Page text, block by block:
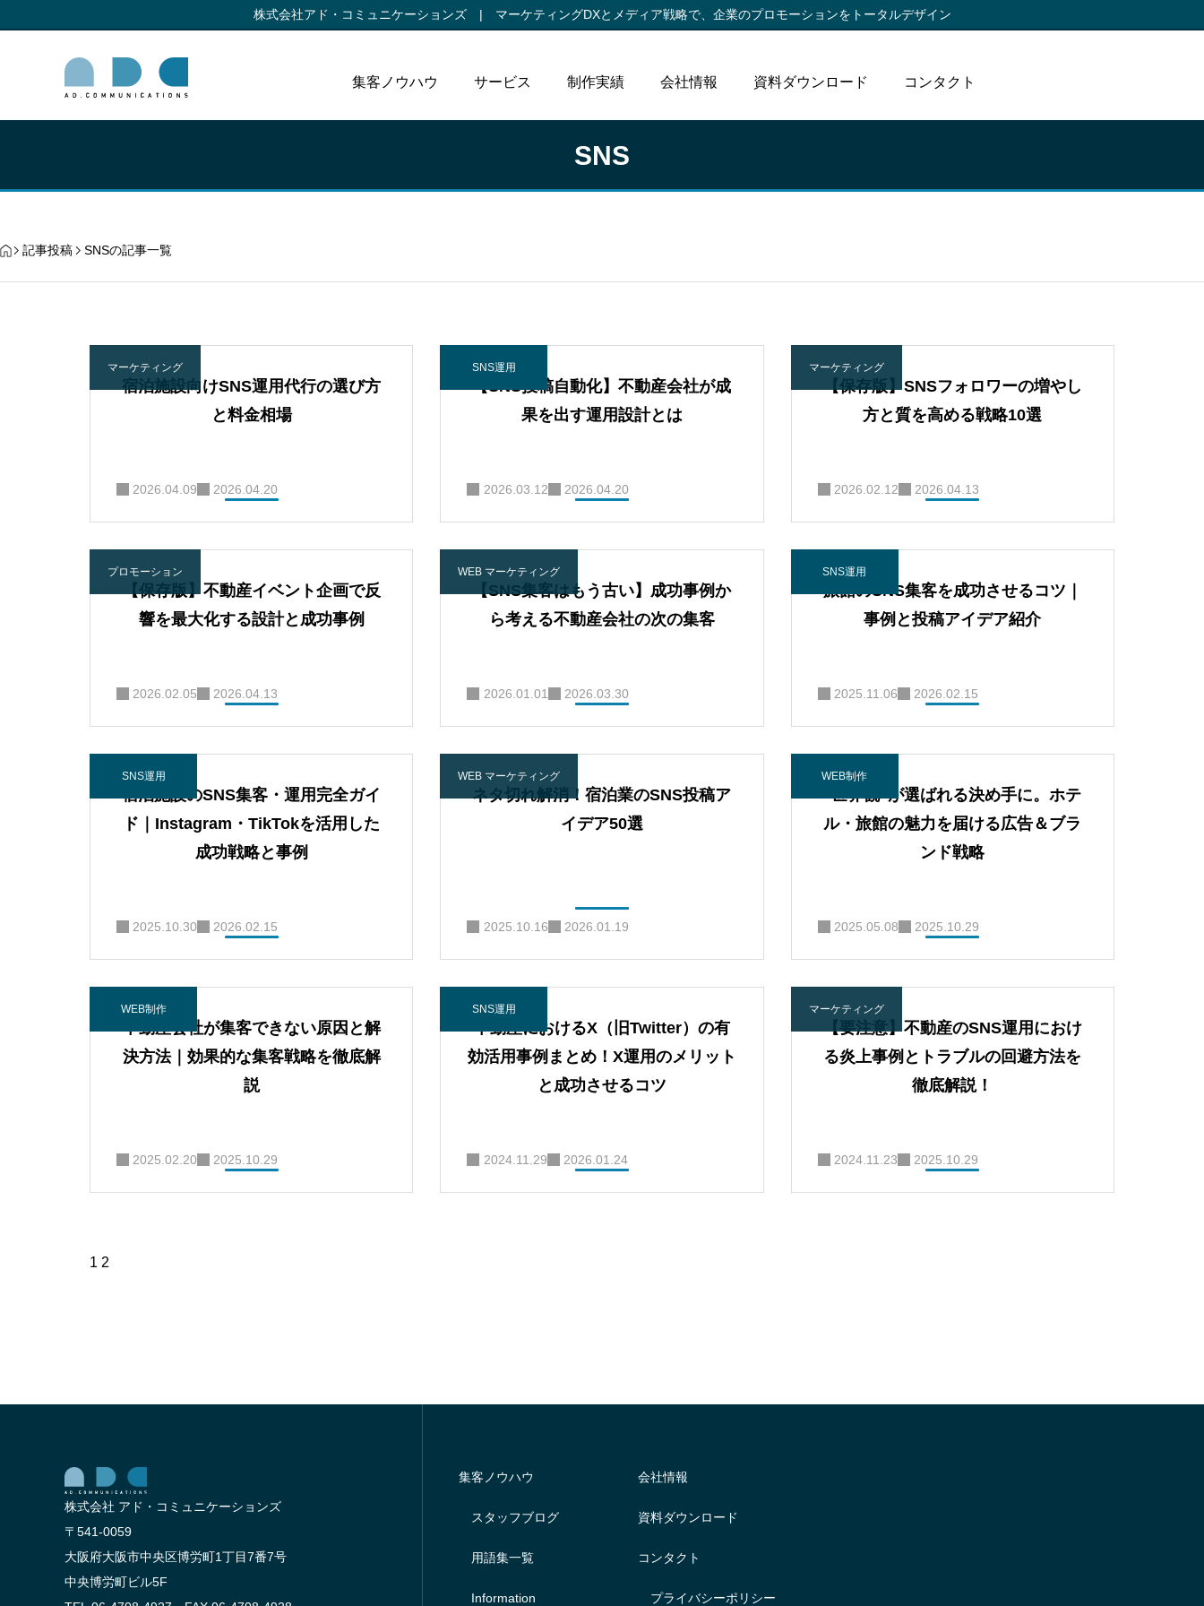
株式会社アド・コミュニケーションズ | マーケティングDXとメディア戦略で、 企業のプロモーションをトータルデザイン
集客ノウハウ サービス 制作実績 会社情報 資料ダウンロード コンタクト
SNS
記事投稿 SNSの記事一覧
マーケティング
宿泊施設向けSNS運用代行の選び方
と料金相場
2026.04.09 2026.04.20
SNS運用
【SNS投稿自動化】不動産会社が成
果を出す運用設計とは
2026.03.12 2026.04.20
マーケティング
【保存版】SNSフォロワーの増やし
方と質を高める戦略10選
2026.02.12 2026.04.13
プロモーション
【保存版】不動産イベント企画で反
響を最大化する設計と成功事例
2026.02.05 2026.04.13
WEB マーケティング
【SNS集客はもう古い】成功事例か
ら考える不動産会社の次の集客
2026.01.01 2026.03.30
SNS運用
旅館のSNS集客を成功させるコツ｜
事例と投稿アイデア紹介
2025.11.06 2026.02.15
SNS運用
宿泊施設のSNS集客・運用完全ガイ
ド｜Instagram・TikTokを活用した
成功戦略と事例
2025.10.30 2026.02.15
WEB マーケティング
ネタ切れ解消！宿泊業のSNS投稿ア
イデア50選
2025.10.16 2026.01.19
WEB制作
“世界観”が選ばれる決め手に。ホテ
ル・旅館の魅力を届ける広告＆ブラ
ンド戦略
2025.05.08 2025.10.29
WEB制作
不動産会社が集客できない原因と解
決方法｜効果的な集客戦略を徹底解
説
2025.02.20 2025.10.29
SNS運用
不動産におけるX（旧Twitter）の有
効活用事例まとめ！X運用のメリット
と成功させるコツ
2024.11.29 2026.01.24
マーケティング
【要注意】不動産のSNS運用におけ
る炎上事例とトラブルの回避方法を
徹底解説！
2024.11.23 2025.10.29
1 2
株式会社 アド・コミュニケーションズ
〒541-0059
大阪府大阪市中央区博労町1丁目7番7号
中央博労町ビル5F
集客ノウハウ
スタッフブログ
用語集一覧
Information
会社情報
資料ダウンロード
コンタクト
プライバシーポリシー